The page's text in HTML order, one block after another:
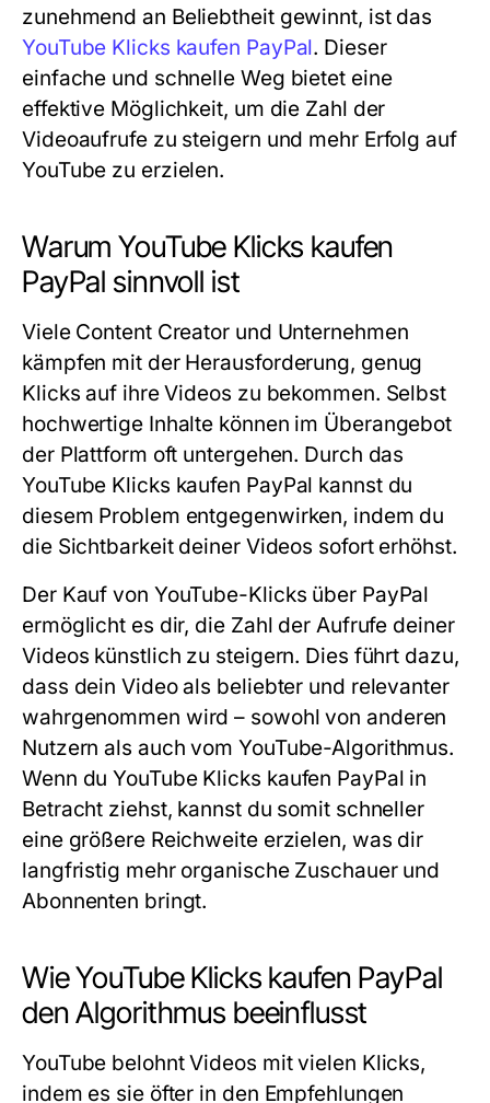
zunehmend an Beliebtheit gewinnt, ist das
YouTube Klicks kaufen PayPal. Dieser
einfache und schnelle Weg bietet eine
effektive Möglichkeit, um die Zahl der
Videoaufrufe zu steigern und mehr Erfolg auf
YouTube zu erzielen.
Warum YouTube Klicks kaufen
PayPal sinnvoll ist
Viele Content Creator und Unternehmen
kämpfen mit der Herausforderung, genug
Klicks auf ihre Videos zu bekommen. Selbst
hochwertige Inhalte können im Überangebot
der Plattform oft untergehen. Durch das
YouTube Klicks kaufen PayPal kannst du
diesem Problem entgegenwirken, indem du
die Sichtbarkeit deiner Videos sofort erhöhst.
Der Kauf von YouTube-Klicks über PayPal
ermöglicht es dir, die Zahl der Aufrufe deiner
Videos künstlich zu steigern. Dies führt dazu,
dass dein Video als beliebter und relevanter
wahrgenommen wird – sowohl von anderen
Nutzern als auch vom YouTube-Algorithmus.
Wenn duYouTube Klicks kaufen PayPal in
Betracht ziehst, kannst du somit schneller
eine größere Reichweite erzielen, was dir
langfristig mehr organische Zuschauer und
Abonnenten bringt.
Wie YouTube Klicks kaufen PayPal
den Algorithmus beeinflusst
YouTube belohnt Videos mit vielen Klicks,
indem es sie öfter in den Empfehlungen